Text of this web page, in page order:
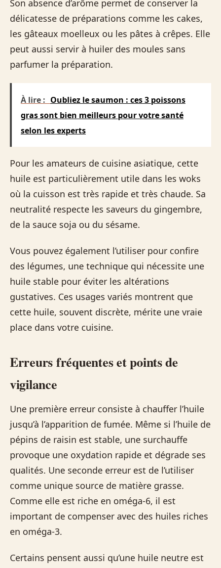
Son absence d’arôme permet de conserver la
délicatesse de préparations comme les cakes,
les gâteaux moelleux ou les pâtes à crêpes. Elle
peut aussi servir à huiler des moules sans
parfumer la préparation.
À lire : Oubliez le saumon : ces 3 poissons
gras sont bien meilleurs pour votre santé
selon les experts
Pour les amateurs de cuisine asiatique, cette
huile est particulièrement utile dans les woks
où la cuisson est très rapide et très chaude. Sa
neutralité respecte les saveurs du gingembre,
de la sauce soja ou du sésame.
Vous pouvez également l’utiliser pour confire
des légumes, une technique qui nécessite une
huile stable pour éviter les altérations
gustatives. Ces usages variés montrent que
cette huile, souvent discrète, mérite une vraie
place dans votre cuisine.
Erreurs fréquentes et points de
vigilance
Une première erreur consiste à chauffer l’huile
jusqu’à l’apparition de fumée. Même si l’huile de
pépins de raisin est stable, une surchauffe
provoque une oxydation rapide et dégrade ses
qualités. Une seconde erreur est de l’utiliser
comme unique source de matière grasse.
Comme elle est riche en oméga‑6, il est
important de compenser avec des huiles riches
en oméga‑3.
Certains pensent aussi qu’une huile neutre est